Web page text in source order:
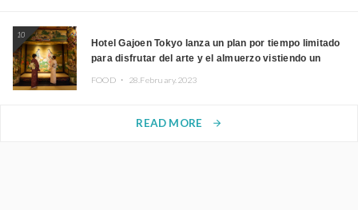
10
Hotel Gajoen Tokyo lanza un plan por tiempo limitado
para disfrutar del arte y el almuerzo vistiendo un
FOOD ・ 28.February.2023
READ MORE arrow_forward